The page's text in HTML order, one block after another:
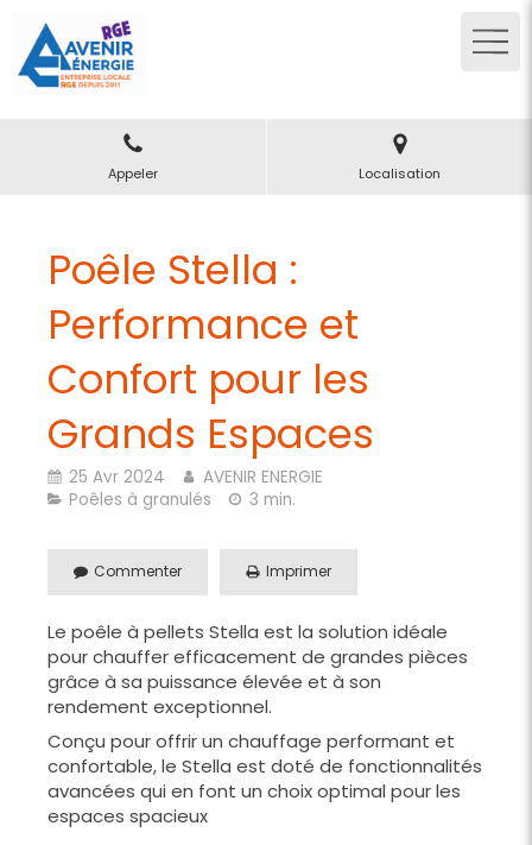
Appeler Localisation
Poêle Stella :
Performance et
Confort pour les
Grands Espaces
25 Avr 2024
AVENIR ENERGIE
Poêles à granulés
3 min.
Commenter Imprimer
Le poêle à pellets Stella est la solution idéale
pour chauffer efficacement de grandes pièces
grâce à sa puissance élevée et à son
rendement exceptionnel.
Conçu pour offrir un chauffage performant et
confortable, le Stella est doté de fonctionnalités
avancées qui en font un choix optimal pour les
espaces spacieux